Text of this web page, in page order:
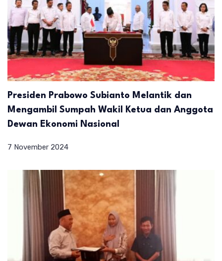
Presiden Prabowo Subianto Melantik dan
Mengambil Sumpah Wakil Ketua dan Anggota
Dewan Ekonomi Nasional
7 November 2024